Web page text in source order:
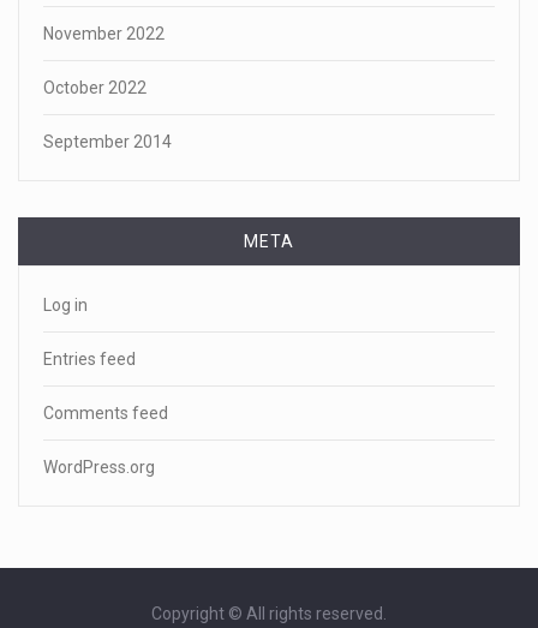
November 2022
October 2022
September 2014
META
Log in
Entries feed
Comments feed
WordPress.org
Copyright © All rights reserved.